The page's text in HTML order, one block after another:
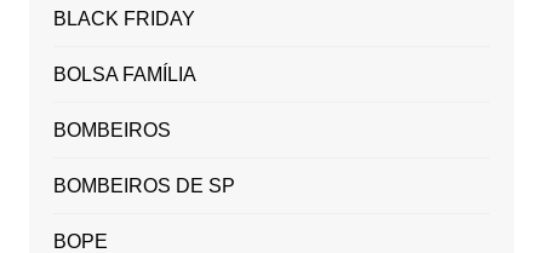
BLACK FRIDAY
BOLSA FAMÍLIA
BOMBEIROS
BOMBEIROS DE SP
BOPE